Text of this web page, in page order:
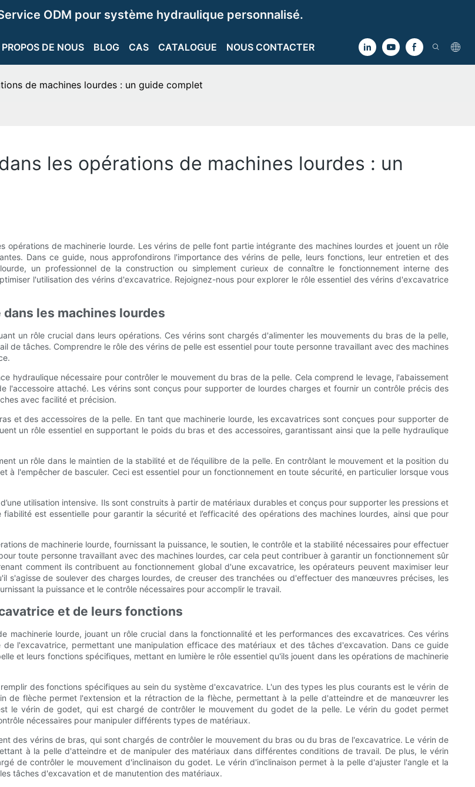
ODM pour système hydraulique personnalisé.
DE NOUS BLOG CAS CATALOGUE NOUS CONTACTER
de machines lourdes : un guide complet
les opérations de machines lourdes : un
de machinerie lourde. Les vérins de pelle font partie intégrante des machines lourdes et jouent un rôle
Dans ce guide, nous approfondirons l'importance des vérins de pelle, leurs fonctions, leur entretien et des
un professionnel de la construction ou simplement curieux de connaître le fonctionnement interne des
l'utilisation des vérins d'excavatrice. Rejoignez-nous pour explorer le rôle essentiel des vérins d'excavatrice
les machines lourdes
un rôle crucial dans leurs opérations. Ces vérins sont chargés d'alimenter les mouvements du bras de la pelle,
de tâches. Comprendre le rôle des vérins de pelle est essentiel pour toute personne travaillant avec des machines
hydraulique nécessaire pour contrôler le mouvement du bras de la pelle. Cela comprend le levage, l'abaissement
l'accessoire attaché. Les vérins sont conçus pour supporter de lourdes charges et fournir un contrôle précis des
avec facilité et précision.
et des accessoires de la pelle. En tant que machinerie lourde, les excavatrices sont conçues pour supporter de
un rôle essentiel en supportant le poids du bras et des accessoires, garantissant ainsi que la pelle hydraulique
un rôle dans le maintien de la stabilité et de l’équilibre de la pelle. En contrôlant le mouvement et la position du
à l'empêcher de basculer. Ceci est essentiel pour un fonctionnement en toute sécurité, en particulier lorsque vous
utilisation intensive. Ils sont construits à partir de matériaux durables et conçus pour supporter les pressions et
est essentielle pour garantir la sécurité et l’efficacité des opérations des machines lourdes, ainsi que pour
de machinerie lourde, fournissant la puissance, le soutien, le contrôle et la stabilité nécessaires pour effectuer
toute personne travaillant avec des machines lourdes, car cela peut contribuer à garantir un fonctionnement sûr
comment ils contribuent au fonctionnement global d'une excavatrice, les opérateurs peuvent maximiser leur
s'agisse de soulever des charges lourdes, de creuser des tranchées ou d'effectuer des manœuvres précises, les
la puissance et le contrôle nécessaires pour accomplir le travail.
et de leurs fonctions
machinerie lourde, jouant un rôle crucial dans la fonctionnalité et les performances des excavatrices. Ces vérins
l'excavatrice, permettant une manipulation efficace des matériaux et des tâches d'excavation. Dans ce guide
et leurs fonctions spécifiques, mettant en lumière le rôle essentiel qu'ils jouent dans les opérations de machinerie
des fonctions spécifiques au sein du système d'excavatrice. L'un des types les plus courants est le vérin de
de flèche permet l'extension et la rétraction de la flèche, permettant à la pelle d'atteindre et de manœuvrer les
le vérin de godet, qui est chargé de contrôler le mouvement du godet de la pelle. Le vérin du godet permet
nécessaires pour manipuler différents types de matériaux.
des vérins de bras, qui sont chargés de contrôler le mouvement du bras ou du bras de l'excavatrice. Le vérin de
à la pelle d'atteindre et de manipuler des matériaux dans différentes conditions de travail. De plus, le vérin
de contrôler le mouvement d'inclinaison du godet. Le vérin d'inclinaison permet à la pelle d'ajuster l'angle et la
tâches d'excavation et de manutention des matériaux.